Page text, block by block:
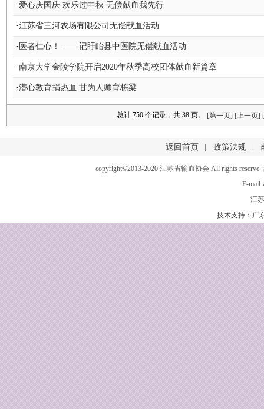
·爱心庆国庆 欢乐过中秋 无偿献血我先行
·江苏省三河农场有限公司无偿献血活动
· 医者仁心！ ——记盱眙县中医院无偿献血活动
·南京大学金陵学院开启2020年秋季高校团体献血新篇章
·潜心教育捐热血 甘为人师育栋梁
总计 750 个记录，共 38 页。 [第一页] [上一页]
返回首页 政策法规
copyright©2013-2020 江苏省输血协会 All rights
E-
江
技术支持：广